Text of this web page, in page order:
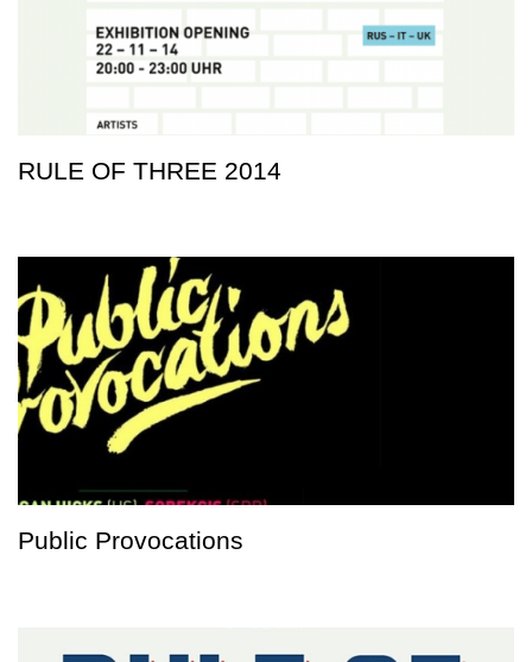
RULE OF THREE 2014
Public Provocations